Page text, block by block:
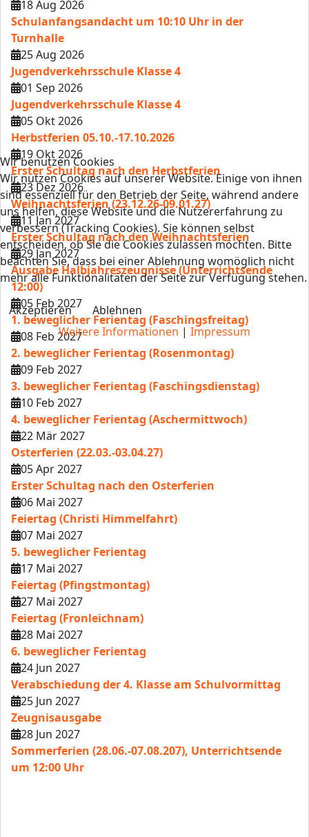
18 Aug 2026
Schulanfangsandacht um 10:10 Uhr in der
Turnhalle
25 Aug 2026
Jugendverkehrsschule Klasse 4
01 Sep 2026
Jugendverkehrsschule Klasse 4
05 Okt 2026
Herbstferien 05.10.-17.10.2026
19 Okt 2026
Erster Schultag nach den Herbstferien
23 Dez 2026
Weihnachtsferien (23.12.26-09.01.27)
11 Jan 2027
Erster Schultag nach den Weihnachtsferien
29 Jan 2027
Ausgabe Halbjahreszeugnisse (Unterrichtsende
12:00)
05 Feb 2027
1. beweglicher Ferientag (Faschingsfreitag)
08 Feb 2027
2. beweglicher Ferientag (Rosenmontag)
09 Feb 2027
3. beweglicher Ferientag (Faschingsdienstag)
10 Feb 2027
4. beweglicher Ferientag (Aschermittwoch)
22 Mär 2027
Osterferien (22.03.-03.04.27)
05 Apr 2027
Erster Schultag nach den Osterferien
06 Mai 2027
Feiertag (Christi Himmelfahrt)
07 Mai 2027
5. beweglicher Ferientag
17 Mai 2027
Feiertag (Pfingstmontag)
27 Mai 2027
Feiertag (Fronleichnam)
28 Mai 2027
6. beweglicher Ferientag
24 Jun 2027
Verabschiedung der 4. Klasse am Schulvormittag
25 Jun 2027
Zeugnisausgabe
28 Jun 2027
Sommerferien (28.06.-07.08.207), Unterrichtsende
um 12:00 Uhr
Wir benutzen Cookies
Wir nutzen Cookies auf unserer Website. Einige von ihnen
sind essenziell für den Betrieb der Seite, während andere
uns helfen, diese Website und die Nutzererfahrung zu
verbessern (Tracking Cookies). Sie können selbst
entscheiden, ob Sie die Cookies zulassen möchten. Bitte
beachten Sie, dass bei einer Ablehnung womöglich nicht
mehr alle Funktionalitäten der Seite zur Verfügung stehen.
Akzeptieren
Ablehnen
Weitere Informationen | Impressum